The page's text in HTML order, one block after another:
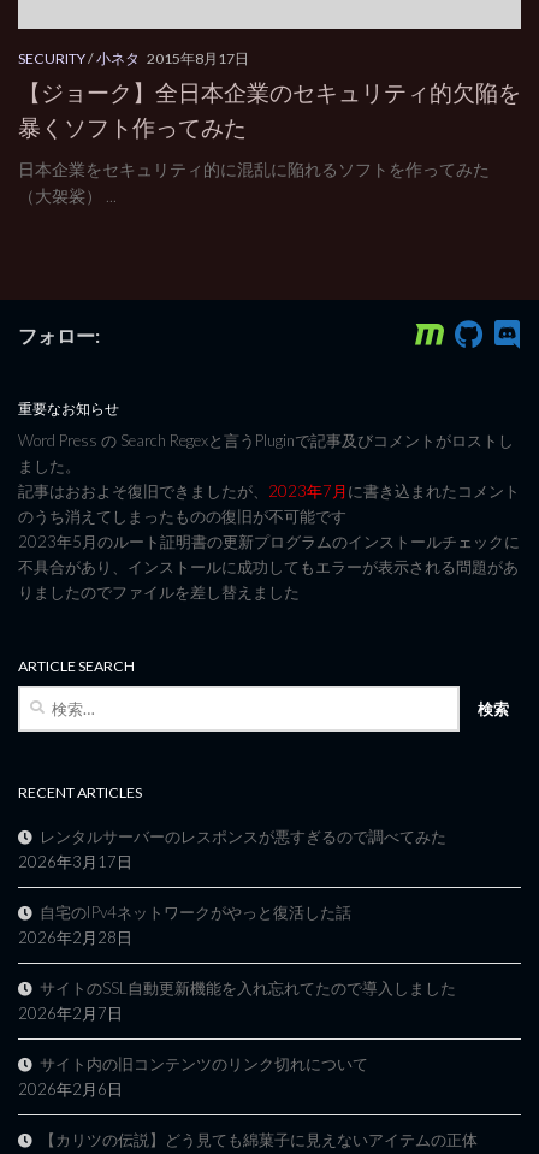
SECURITY/小ネタ 2015年8月17日
【ジョーク】全日本企業のセキュリティ的欠陥を
暴くソフト作ってみた
日本企業をセキュリティ的に混乱に陥れるソフトを作ってみた
（大袈裟） ...
フォロー:
重要なお知らせ
Word Press の Search Regexと言うPluginで記事及びコメントがロストし
ました。
記事はおおよそ復旧できましたが、 2023年7月に書き込まれたコメント
のうち消えてしまったものの復旧が不可能です
2023年5月のルート証明書の更新プログラムのインストールチェックに
不具合があり、インストールに成功してもエラーが表示される問題があ
りましたのでファイルを差し替えました
ARTICLE SEARCH
検
RECENT ARTICLES
レンタルサーバーのレスポンスが悪すぎるので調べてみた
2026年3月17日
自宅のIPv4ネットワークがやっと復活した話
2026年2月28日
サイトのSSL自動更新機能を入れ忘れてたので導入しました
2026年2月7日
サイト内の旧コンテンツのリンク切れについて
2026年2月6日
【カリツの伝説】どう見ても綿菓子に見えないアイテムの正体